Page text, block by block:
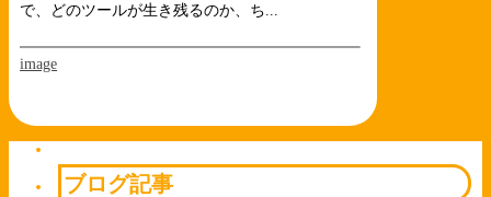
で、どのツールが生き残るのか、ち...
image
ブログ記事